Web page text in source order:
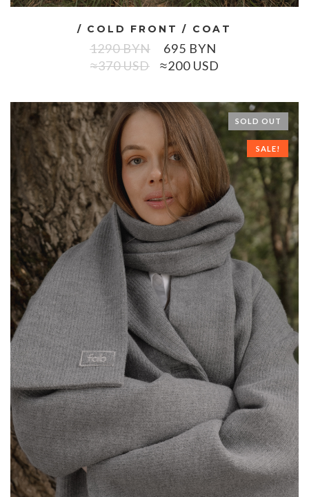
/ COLD FRONT / COAT
1290BYN
≈370 USD
695 BYN
≈200 USD
SOLD OUT
SALE!